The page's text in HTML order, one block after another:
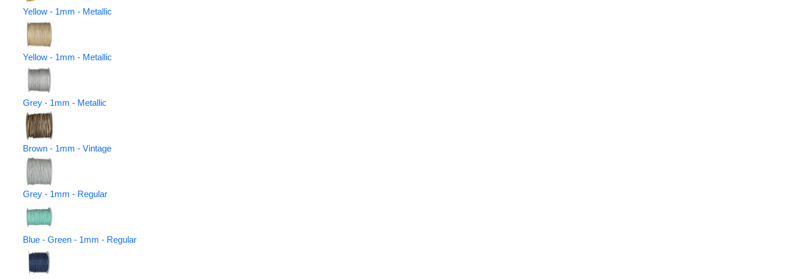
Yellow - 1mm - Metallic
Yellow - 1mm - Metallic
Grey - 1mm - Metallic
Brown - 1mm - Vintage
Grey - 1mm - Regular
Blue - Green - 1mm - Regular